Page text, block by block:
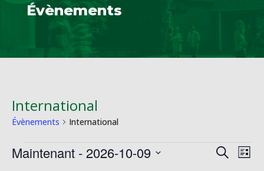
Évènements
International
Évènements International
Évènements Recherche
de
Liste
Maintenant - 2026-10-09